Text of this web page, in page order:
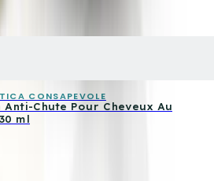
CONSAPEVOLE
Chute Pour Cheveux Au
ml